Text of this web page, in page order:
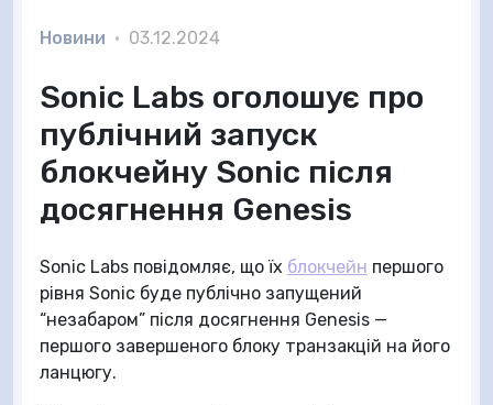
Новини • 03.12.2024
Sonic Labs оголошує про
публічний запуск
блокчейну Sonic після
досягнення Genesis
Sonic Labs повідомляє, що їх блокчейн першого
рівня Sonic буде публічно запущений
“незабаром” після досягнення Genesis —
першого завершеного блоку транзакцій на його
ланцюгу.